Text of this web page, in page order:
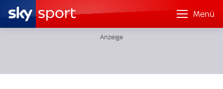
Menü